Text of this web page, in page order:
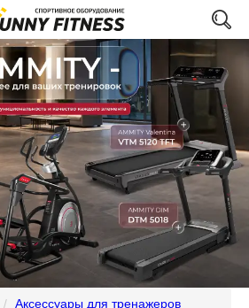
Аксессуары для тренажеров